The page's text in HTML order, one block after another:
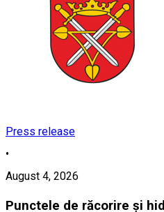
Press release
•
August 4, 2026
Punctele de răcorire și